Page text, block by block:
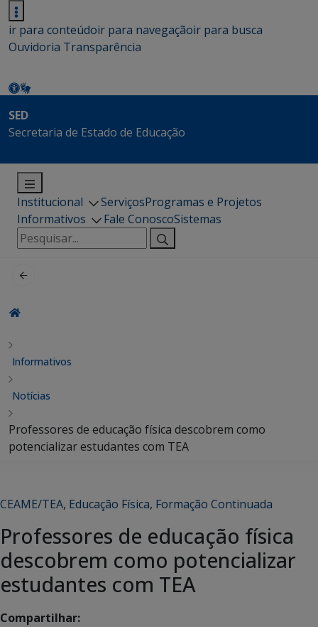
ir para conteúdoir para navegaçãoir para busca
Ouvidoria Transparência
SED
Secretaria de Estado de Educação
Institucional ServiçosProgramas e Projetos
Informativos
Fale ConoscoSistemas
Pesquisar
por:
Informativos
Notícias
Professores de educação física descobrem como
potencializar estudantes com TEA
CEAME/TEA, Educação Física, Formação Continuada
Professores de educação física
descobrem como potencializar
estudantes com TEA
Compartilhar: